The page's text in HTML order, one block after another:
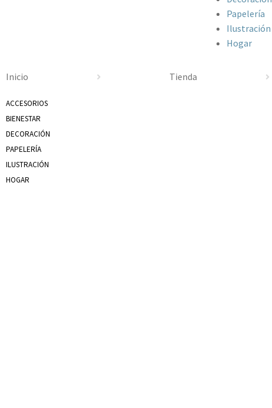
Papelería
Ilustración
Hogar
Inicio Tienda
ACCESORIOS
BIENESTAR
DECORACIÓN
PAPELERÍA
ILUSTRACIÓN
HOGAR